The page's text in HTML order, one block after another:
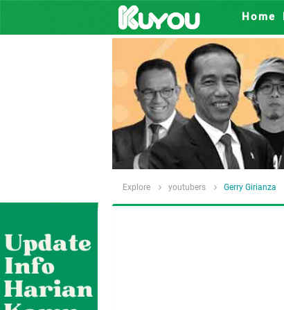
Home
Explore youtubers Gerry Girianza